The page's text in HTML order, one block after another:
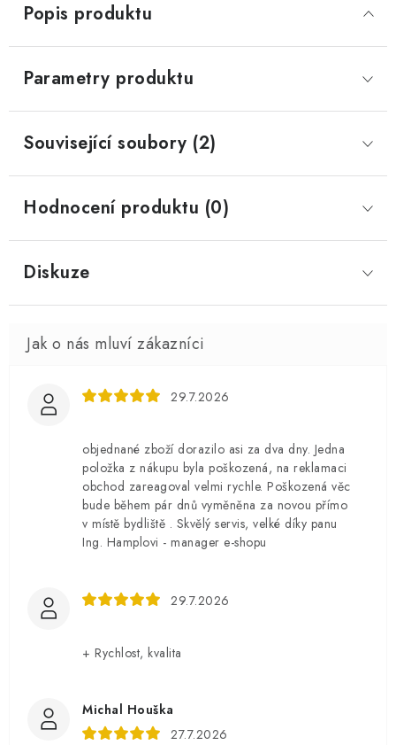
Popis produktu
Parametry produktu
Související soubory (2)
Hodnocení produktu (0)
Diskuze
29.7.2026
objednané zboží dorazilo asi za dva dny. Jedna
položka z nákupu byla poškozená, na reklamaci
obchod zareagoval velmi rychle. Poškozená věc
bude během pár dnů vyměněna za novou přímo
v místě bydliště . Skvělý servis, velké díky panu
Ing. Hamplovi - manager e-shopu
29.7.2026
+ Rychlost, kvalita
Michal Houška
27.7.2026